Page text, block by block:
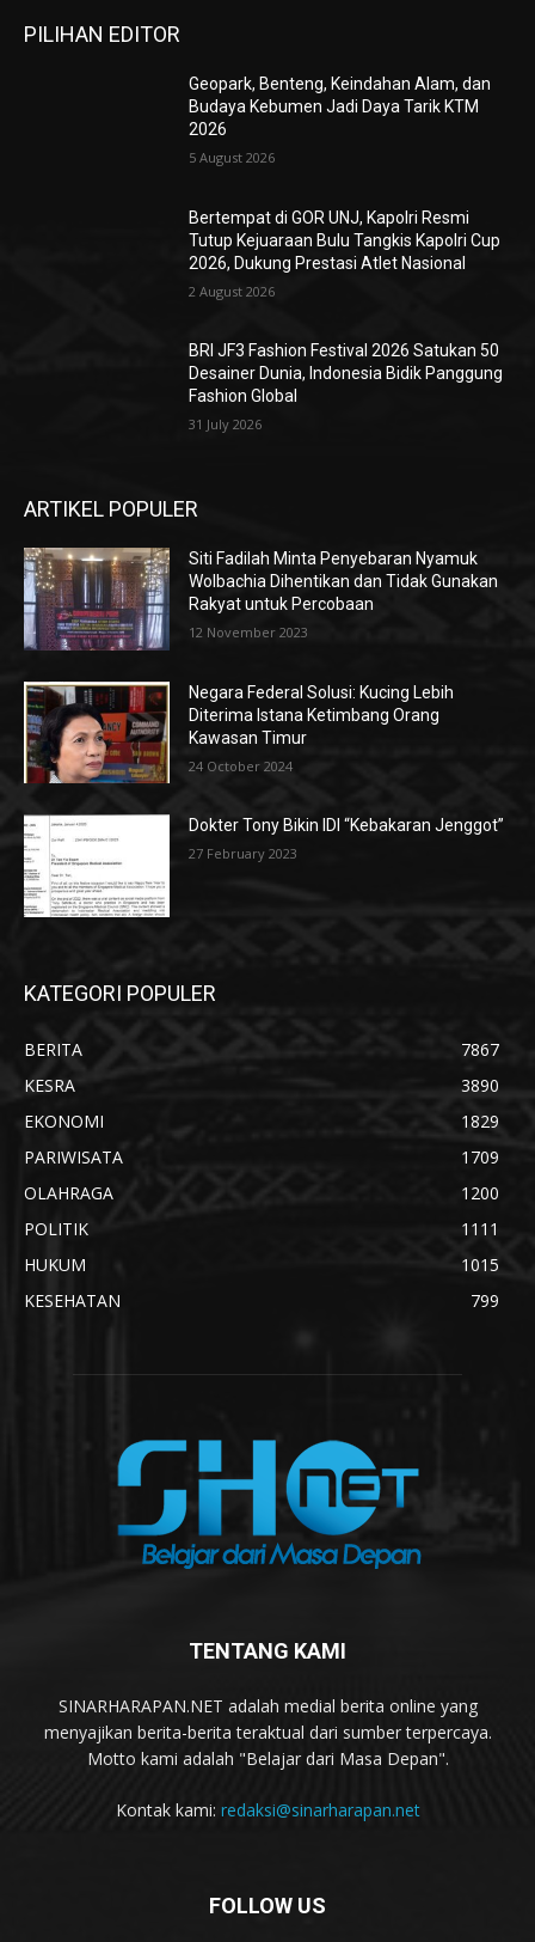
PILIHAN EDITOR
Geopark, Benteng, Keindahan Alam, dan
Budaya Kebumen Jadi Daya Tarik KTM
2026
5 August 2026
Bertempat di GOR UNJ, Kapolri Resmi
Tutup Kejuaraan Bulu Tangkis Kapolri Cup
2026, Dukung Prestasi Atlet Nasional
2 August 2026
BRI JF3 Fashion Festival 2026 Satukan 50
Desainer Dunia, Indonesia Bidik Panggung
Fashion Global
31 July 2026
ARTIKEL POPULER
Siti Fadilah Minta Penyebaran Nyamuk
Wolbachia Dihentikan dan Tidak Gunakan
Rakyat untuk Percobaan
12 November 2023
Negara Federal Solusi: Kucing Lebih
Diterima Istana Ketimbang Orang
Kawasan Timur
24 October 2024
Dokter Tony Bikin IDI “Kebakaran Jenggot”
27 February 2023
KATEGORI POPULER
BERITA
7867
KESRA
3890
EKONOMI
1829
PARIWISATA
1709
OLAHRAGA
1200
POLITIK
1111
HUKUM
1015
KESEHATAN
799
TENTANG KAMI
SINARHARAPAN.NET adalah medial berita online yang
menyajikan berita-berita teraktual dari sumber terpercaya.
Motto kami adalah "Belajar dari Masa Depan".
Kontak kami: redaksi@sinarharapan.net
FOLLOW US